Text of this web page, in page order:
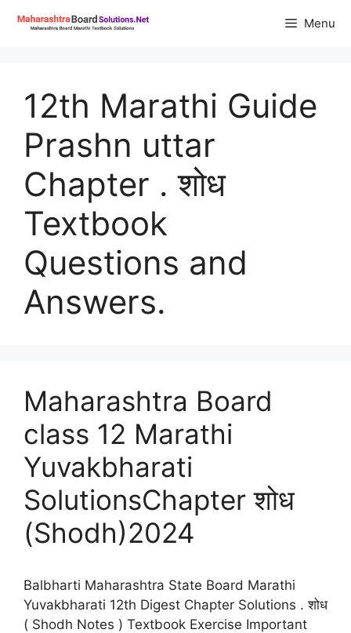
Menu
12th Marathi Guide
Prashn uttar
Chapter . शोध
Textbook
Questions and
Answers.
Maharashtra Board
class 12 Marathi
Yuvakbharati
SolutionsChapter शोध
(Shodh)2024
Balbharti Maharashtra State Board Marathi
Yuvakbharati 12th Digest Chapter Solutions . शोध
( Shodh Notes ) Textbook Exercise Important